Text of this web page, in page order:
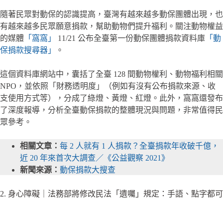
隨著民眾對動保的認識提高，臺灣有越來越多動保團體出現，也
有越來越多民眾願意捐款，幫助動物們提升福利。關注動物權益
的媒體 「窩窩」 11/21 公布全臺第一份動保團體捐款資料庫 「動
保捐款搜尋器」
。
這個資料庫網站中，囊括了全臺 128 間動物權利、動物福利相關
NPO，並依照「財務透明度」（例如有沒有公布捐款來源、收
支使用方式等），分成了綠燈、黃燈、紅燈。此外，窩窩還發布
了深度報導，分析全臺動保捐款的整體現況與問題，非常值得民
眾參考。
相關文章： 每 2 人就有 1 人捐款？全臺捐款年收破千億，
近 20 年來首次大調查／《公益觀察 2021》
新聞來源： 動保捐款大搜查
2. 身心障礙｜法務部將修改民法「遺囑」規定：手語、點字都可